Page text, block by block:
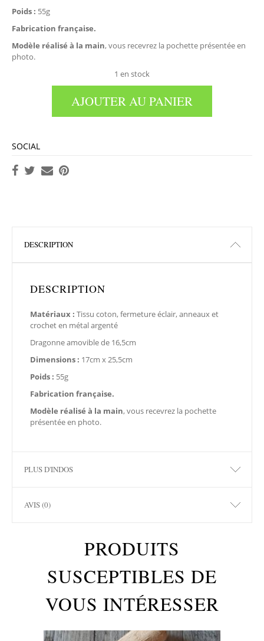
Poids : 55g
Fabrication française.
Modèle réalisé à la main, vous recevrez la pochette présentée en
photo.
1 en stock
AJOUTER AU PANIER
SOCIAL
DESCRIPTION
DESCRIPTION
Matériaux : Tissu coton, fermeture éclair, anneaux et
crochet en métal argenté
Dragonne amovible de 16,5cm
Dimensions : 17cm x 25,5cm
Poids : 55g
Fabrication française.
Modèle réalisé à la main, vous recevrez la pochette
présentée en photo.
PLUS D'INDOS
AVIS (0)
PRODUITS
SUSCEPTIBLES DE
VOUS INTÉRESSER